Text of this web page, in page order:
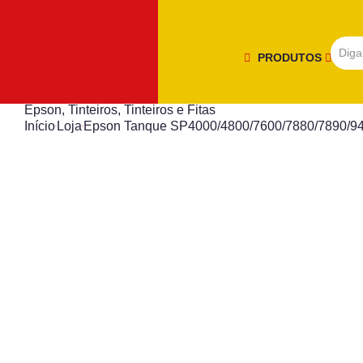
PRODUTOS
Epson, Tinteiros, Tinteiros e Fitas
Início Loja Epson Tanque SP4000/4800/7600/7880/7890/